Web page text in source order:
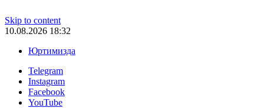
Skip to content
10.08.2026 18:32
Юртимизда
Telegram
Instagram
Facebook
YouTube